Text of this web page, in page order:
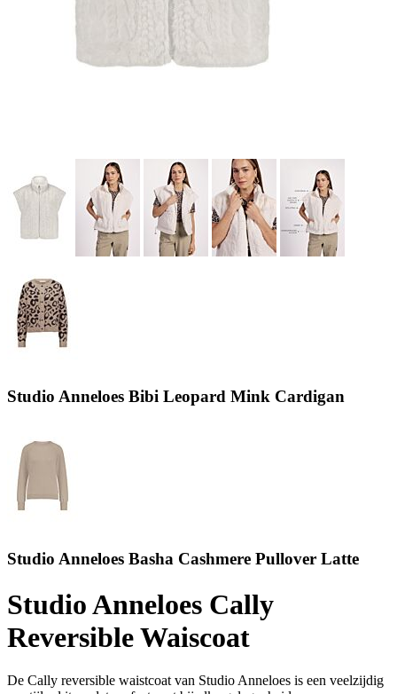
Studio Anneloes Bibi Leopard Mink Cardigan
Studio Anneloes Basha Cashmere Pullover Latte
Studio Anneloes Cally
Reversible Waiscoat
De Cally reversible waistcoat van Studio Anneloes is een veelzijdig